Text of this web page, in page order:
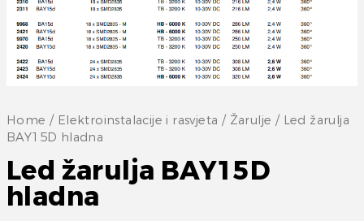
Home / Elektroinstalacije i rasvjeta / Žarulje / Led žarulja
BAY15D hladna
Led žarulja BAY15D
hladna